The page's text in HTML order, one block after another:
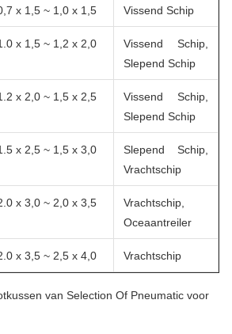
x 1,5 ~ 1,0 x 1,5 Vissend Schip
x 1,5 ~ 1,2 x 2,0
Vissend Schip,
Slepend Schip
x 2,0 ~ 1,5 x 2,5
Vissend Schip,
Slepend Schip
x 2,5 ~ 1,5 x 3,0
Slepend Schip,
Vrachtschip
x 3,0 ~ 2,0 x 3,5
Vrachtschip,
Oceaantreiler
x 3,5 ~ 2,5 x 4,0 Vrachtschip
van Selection Of Pneumatic voor